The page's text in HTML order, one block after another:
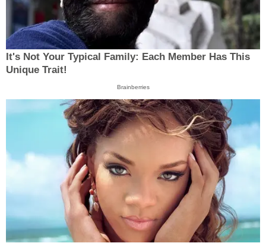
It's Not Your Typical Family: Each Member Has This
Unique Trait!
Brainberries